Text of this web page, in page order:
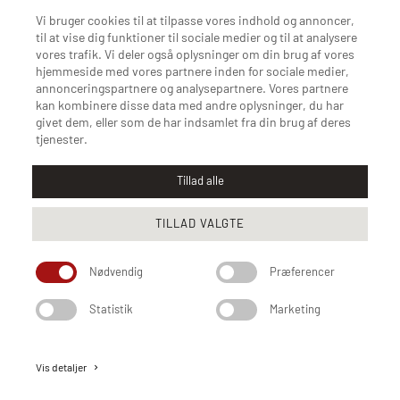
Vi bruger cookies til at tilpasse vores indhold og annoncer,
til at vise dig funktioner til sociale medier og til at analysere
vores trafik. Vi deler også oplysninger om din brug af vores
hjemmeside med vores partnere inden for sociale medier,
annonceringspartnere og analysepartnere. Vores partnere
kan kombinere disse data med andre oplysninger, du har
givet dem, eller som de har indsamlet fra din brug af deres
tjenester.
TILLAD VALGTE
Tillad alle
Nødvendig Præferencer
Statistik Marketing
Vis detaljer keyboard_arrow_right
BRANDS
Flexlux
SITS
Actona